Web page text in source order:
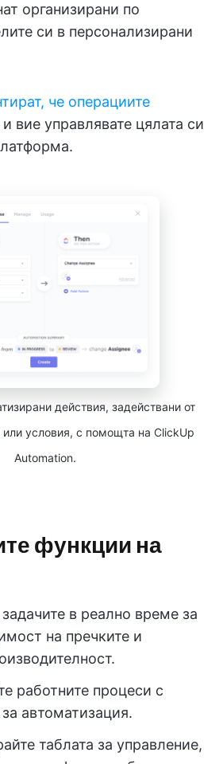
организирани по
си в персонализирани
че операциите
вие управлявате цялата си
действия, задействани от
или условия, с помощта на ClickUp
Automation.
функции на
в реално време за
на пречките и
работните процеси с
автоматизация.
таблата за управление,